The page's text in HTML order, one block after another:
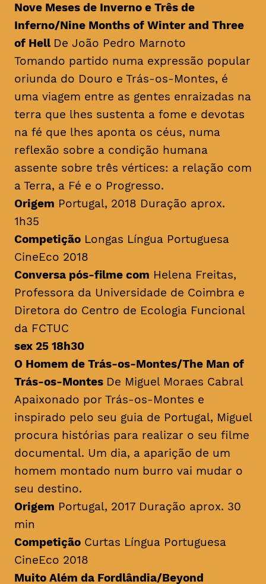
Nove Meses de Inverno e Três de
Inferno/Nine Months of Winter and Three
of Hell De João Pedro Marnoto
Tomando partido numa expressão popular
oriunda do Douro e Trás-os-Montes, é
uma viagem entre as gentes enraizadas na
terra que lhes sustenta a fome e devotas
na fé que lhes aponta os céus, numa
reflexão sobre a condição humana
assente sobre três vértices: a relação com
a Terra, a Fé e o Progresso.
Origem Portugal, 2018 Duração aprox.
1h35
CompetiçãoLongas Língua Portuguesa
CineEco 2018
Conversa pós-filme com Helena Freitas,
Professora da Universidade de Coimbra e
Diretora do Centro de Ecologia Funcional
da FCTUC
sex 25 18h30
O Homem de Trás-os-Montes/The Man of
Trás-os-Montes De Miguel Moraes Cabral
Apaixonado por Trás-os-Montes e
inspirado pelo seu guia de Portugal, Miguel
procura histórias para realizar o seu filme
documental. Um dia, a aparição de um
homem montado num burro vai mudar o
seu destino.
Origem Portugal, 2017 Duração aprox. 30
min
CompetiçãoCurtas Língua Portuguesa
CineEco 2018
Muito Além da Fordlândia/Beyond